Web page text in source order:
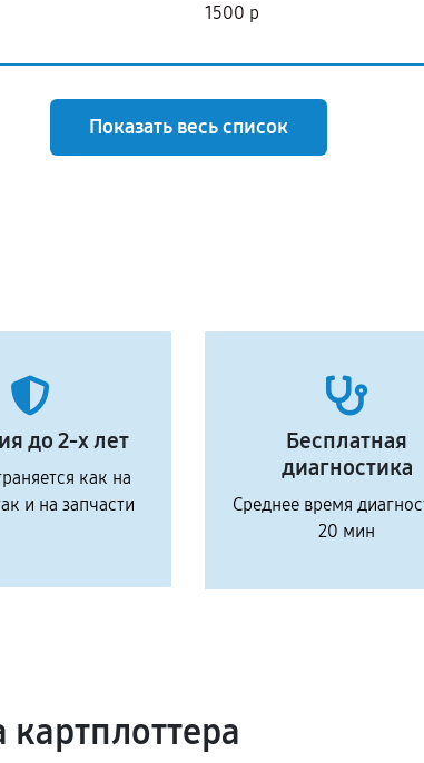
1500 р
Показать весь список
до 2-х лет
как на
и на запчасти
Бесплатная
диагностика
Среднее время
20 мин